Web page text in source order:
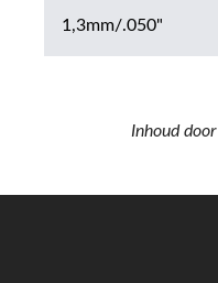
1,3mm/.050"
Inhoud door